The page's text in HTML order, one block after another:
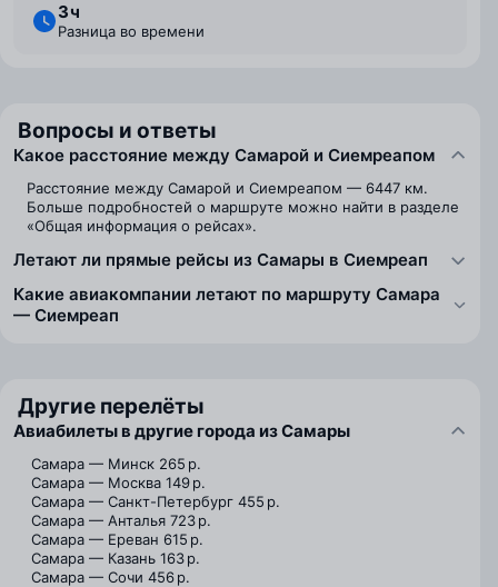
3 ⁠ч
Разница во времени
Вопросы и ответы
Какое расстояние между Самарой и Сиемреапом
Расстояние между Самарой и Сиемреапом — 6447 км.
Больше подробностей о маршруте можно найти в разделе
«Общая информация о рейсах».
Летают ли прямые рейсы из Самары в Сиемреап
Какие авиакомпании летают по маршруту Самара
— Сиемреап
Другие перелёты
Авиабилеты в другие города из Самары
Самара — Минск 265 р.
Самара — Москва 149 р.
Самара — Санкт-Петербург 455 р.
Самара — Анталья 723 р.
Самара — Ереван 615 р.
Самара — Казань 163 р.
Самара — Сочи 456 р.